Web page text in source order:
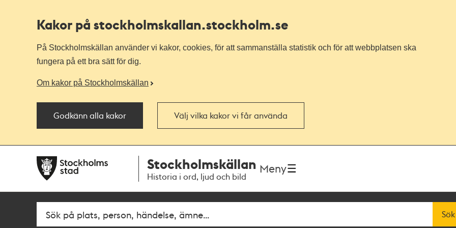
Kakor på stockholmskallan.stockholm.se
På Stockholmskällan använder vi kakor, cookies, för att sammanställa statistik och för att webbplatsen ska
fungera på ett bra sätt för dig.
Om kakor på Stockholmskällan
Godkänn alla kakor Välj vilka kakor vi får använda
navigationen
huvudinnehållet
Stockholmskällan
Historia i ord, ljud och bild
Meny
Fritextsök Sök